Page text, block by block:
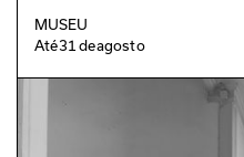
MUSEU
Até31 deagosto